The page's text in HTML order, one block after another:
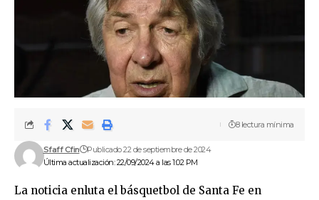
Última actualización: 22/09/2024 a las 1:02 PM
Sfaff Cfin Publicado 22 de septiembre de 2024
8 lectura mínima
La noticia enluta el básquetbol de Santa Fe en